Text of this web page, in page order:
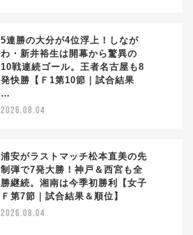
5連勝の大分が4位浮上！しなが
わ・新井裕生は開幕から驚異の
10戦連続ゴール。王者名古屋も8
発快勝【Ｆ1第10節｜試合結果
…
2026.08.04
浦安がラストマッチ松本直美の先
制弾で7発大勝！神戸＆西宮も全
勝継続。湘南は今季初勝利【女子
Ｆ第7節｜試合結果＆順位】
2026.08.04